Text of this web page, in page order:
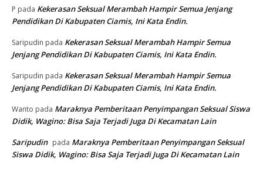
P pada Kekerasan Seksual Merambah Hampir Semua Jenjang
Pendidikan Di Kabupaten Ciamis, Ini Kata Endin.
Saripudin pada Kekerasan Seksual Merambah Hampir Semua
Jenjang Pendidikan Di Kabupaten Ciamis, Ini Kata Endin.
Saripudin pada Kekerasan Seksual Merambah Hampir Semua
Jenjang Pendidikan Di Kabupaten Ciamis, Ini Kata Endin.
Wanto pada Maraknya Pemberitaan Penyimpangan Seksual Siswa
Didik, Wagino: Bisa Saja Terjadi Juga Di Kecamatan Lain
Saripudin pada Maraknya Pemberitaan Penyimpangan Seksual
Siswa Didik, Wagino: Bisa Saja Terjadi Juga Di Kecamatan Lain